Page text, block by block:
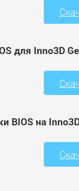
для Inno3D
BIOS на